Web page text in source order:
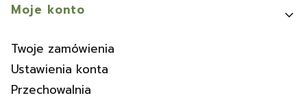
Moje konto
Twoje zamówienia
Ustawienia konta
Przechowalnia